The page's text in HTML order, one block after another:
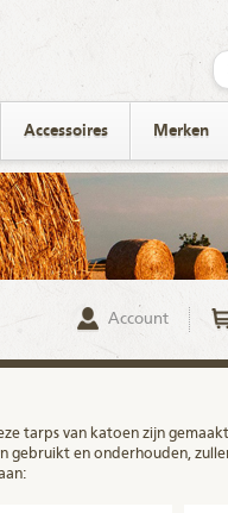
Accessoires Merken
Account
tarps van katoen zijn
en onderhouden,